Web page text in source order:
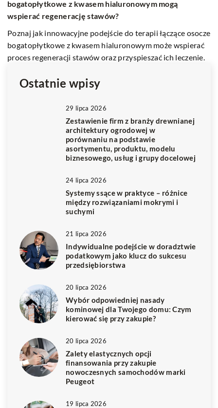
bogatopłytkowe z kwasem hialuronowym mogą
wspierać regenerację stawów?
Poznaj jak innowacyjne podejście do terapii łączące osocze
bogatopłytkowe z kwasem hialuronowym może wspierać
proces regeneracji stawów oraz przyspieszać ich leczenie.
Ostatnie wpisy
29 lipca 2026
Zestawienie firm z branży drewnianej
architektury ogrodowej w
porównaniu na podstawie
asortymentu, produktu, modelu
biznesowego, usług i grupy docelowej
24 lipca 2026
Systemy ssące w praktyce – różnice
między rozwiązaniami mokrymi i
suchymi
21 lipca 2026
Indywidualne podejście w doradztwie
podatkowym jako klucz do sukcesu
przedsiębiorstwa
20 lipca 2026
Wybór odpowiedniej nasady
kominowej dla Twojego domu: Czym
kierować się przy zakupie?
20 lipca 2026
Zalety elastycznych opcji
finansowania przy zakupie
nowoczesnych samochodów marki
Peugeot
19 lipca 2026